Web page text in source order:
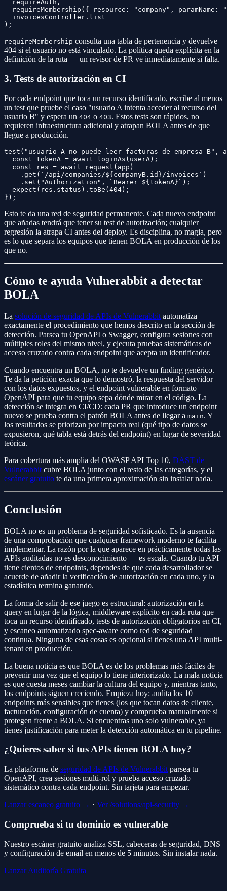
  requireAuth,
requireMembership({ resource: "company", paramName:
  invoicesController.list
requireMembership consulta una tabla de pertenencia y devuelve
404 si el usuario no está vinculado. La política queda explícita en la
definición de la ruta — un revisor de PR ve inmediatamente si falta.
3. Tests de autorización en CI
Por cada endpoint que toca un recurso identificado, escribe al menos
un test que pruebe el caso "usuario A intenta acceder al recurso del
usuario B" y espera un 404 o 403. Estos tests son rápidos, no
requieren infraestructura adicional y atrapan BOLA antes de que
llegue a producción.
test("usuario A no puede leer facturas de empresa B",
  const tokenA = await loginAs(userA);
  const res = await request(app)
    .get(`/api/companies/${companyB.id}/invoices`)
    .set("Authorization", `Bearer ${tokenA}`);
  expect(res.status).toBe(404);
Esto te da una red de seguridad permanente. Cada nuevo endpoint
que añadas tendrá que tener su test de autorización; cualquier
regresión la atrapa CI antes del deploy. Es disciplina, no magia, pero
es lo que separa los equipos que tienen BOLA en producción de los
que no.
Cómo te ayuda Vulnerabbit a detectar
BOLA
La solución de seguridad de APIs de Vulnerabbit automatiza
exactamente el procedimiento que hemos descrito en la sección de
detección. Parsea tu OpenAPI o Swagger, configura sesiones con
múltiples roles del mismo nivel, y ejecuta pruebas sistemáticas de
acceso cruzado contra cada endpoint que acepta un identificador.
Cuando encuentra un BOLA, no te devuelve un finding genérico.
Te da la petición exacta que lo demostró, la respuesta del servidor
con los datos expuestos, y el endpoint vulnerable en formato
OpenAPI para que tu equipo sepa dónde mirar en el código. La
detección se integra en CI/CD: cada PR que introduce un endpoint
nuevo se prueba contra el patrón BOLA antes de llegar a main. Y
los resultados se priorizan por impacto real (qué tipo de datos se
expusieron, qué tabla está detrás del endpoint) en lugar de severidad
teórica.
Para cobertura más amplia del OWASP API Top 10, DAST de
Vulnerabbit cubre BOLA junto con el resto de las categorías, y el
escáner gratuito te da una primera aproximación sin instalar nada.
Conclusión
BOLA no es un problema de seguridad sofisticado. Es la ausencia
de una comprobación que cualquier framework moderno te facilita
implementar. La razón por la que aparece en prácticamente todas las
APIs auditadas no es desconocimiento — es escala. Cuando tu API
tiene cientos de endpoints, dependes de que cada desarrollador se
acuerde de añadir la verificación de autorización en cada uno, y la
estadística termina ganando.
La forma de salir de ese juego es estructural: autorización en la
query en lugar de la lógica, middleware explícito en cada ruta que
toca un recurso identificado, tests de autorización obligatorios en CI,
y escaneo automatizado spec-aware como red de seguridad
continua. Ninguna de esas cosas es opcional si tienes una API multi-
tenant en producción.
La buena noticia es que BOLA es de los problemas más fáciles de
prevenir una vez que el equipo lo tiene interiorizado. La mala noticia
es que cuesta meses cambiar la cultura del equipo y, mientras tanto,
los endpoints siguen creciendo. Empieza hoy: audita los 10
endpoints más sensibles que tienes (los que tocan datos de cliente,
facturación, configuración de cuenta) y comprueba manualmente si
protegen frente a BOLA. Si encuentras uno solo vulnerable, ya
tienes justificación para meter la detección automática en tu pipeline.
¿Quieres saber si tus APIs tienen BOLA hoy?
La plataforma de seguridad de APIs de Vulnerabbit parsea tu
OpenAPI, crea sesiones multi-rol y prueba acceso cruzado
sistemático contra cada endpoint. Sin tarjeta para empezar.
Lanzar escaneo gratuito → · Ver /solutions/api-security →
Comprueba si tu dominio es vulnerable
Nuestro escáner gratuito analiza SSL, cabeceras de seguridad, DNS
y configuración de email en menos de 5 minutos. Sin instalar nada.
Lanzar Auditoría Gratuita